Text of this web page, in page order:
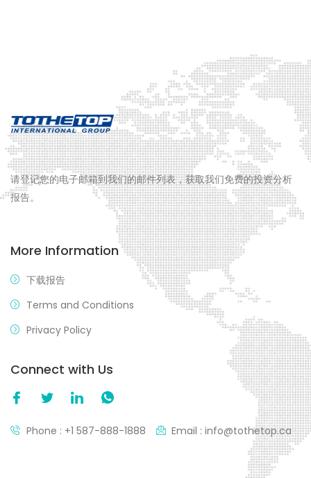
请登记您的电子邮箱到我们的邮件列表，获取我们免费的投资分析
报告。
More Information
下载报告
Terms and Conditions
Privacy Policy
Connect with Us
Phone : +1 587-888-1888 Email : info@tothetop.ca